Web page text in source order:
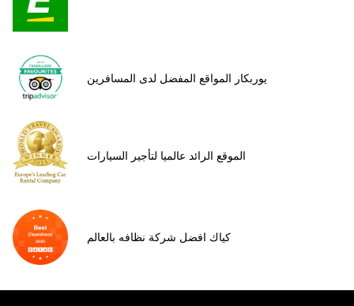
يوربكار المواقع المفضل لدى المسافرين
الموقع الرائد عالميا لتأجير السيارات
كياك افضل شركة نظافه بالعالم